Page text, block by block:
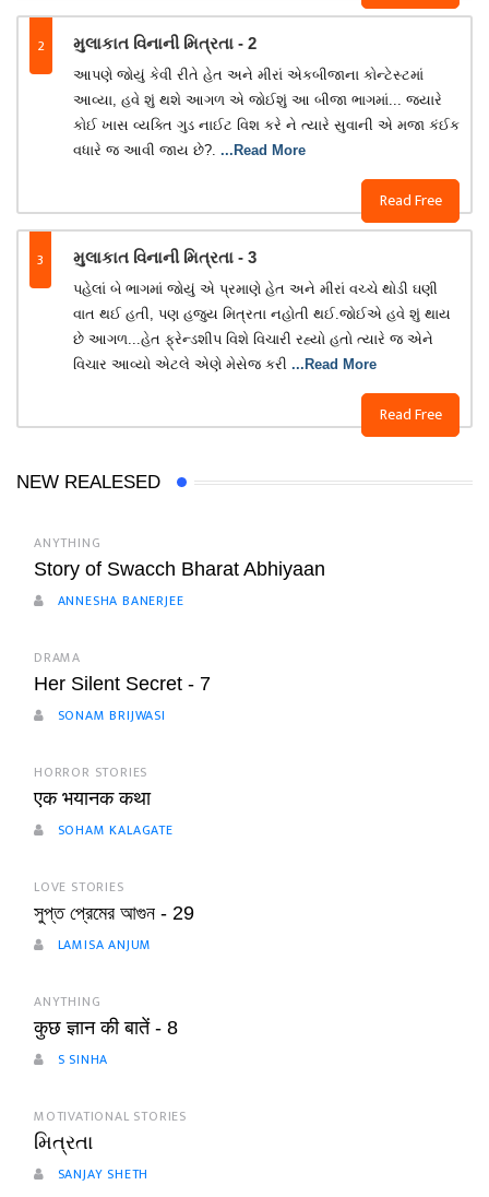
2 મુલાકાત વિનાની મિત્રતા - 2
Read Free
આપણે જોયું કેવી રીતે હેત અને મીરાં એકબીજાના કોન્ટેસ્ટમાં
આવ્યા, હવે શું થશે આગળ એ જોઈશું આ બીજા ભાગમાં... જ્યારે
કોઈ ખાસ વ્યક્તિ ગુડ નાઈટ વિશ કરે ને ત્યારે સુવાની એ મજા કંઈક
વધારે જ આવી જાય છે?. ...Read More
3 મુલાકાત વિનાની મિત્રતા - 3
Read Free
પહેલાં બે ભાગમાં જોયું એ પ્રમાણે હેત અને મીરાં વચ્ચે થોડી ઘણી
વાત થઈ હતી, પણ હજુય મિત્રતા નહોતી થઈ.જોઈએ હવે શું થાય
છે આગળ...હેત ફ્રેન્ડશીપ વિશે વિચારી રહ્યો હતો ત્યારે જ એને
વિચાર આવ્યો એટલે એણે મેસેજ કરી ...Read More
NEW REALESED
ANYTHING
Story of Swacch Bharat Abhiyaan
ANNESHA BANERJEE
DRAMA
Her Silent Secret - 7
SONAM BRIJWASI
HORROR STORIES
एक भयानक कथा
SOHAM KALAGATE
LOVE STORIES
সুপ্ত প্রেমের আগুন - 29
LAMISA ANJUM
ANYTHING
कुछ ज्ञान की बातें - 8
S SINHA
MOTIVATIONAL STORIES
મિત્રતા
SANJAY SHETH